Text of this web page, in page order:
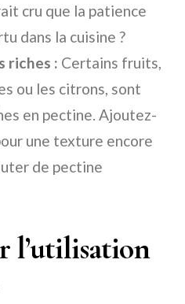
cru que la patience
dans la cuisine ?
riches : Certains fruits,
ou les citrons, sont
en pectine. Ajoutez-
une texture encore
de pectine
l’utilisation